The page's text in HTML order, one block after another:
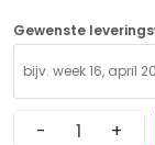
Gewenste
- +